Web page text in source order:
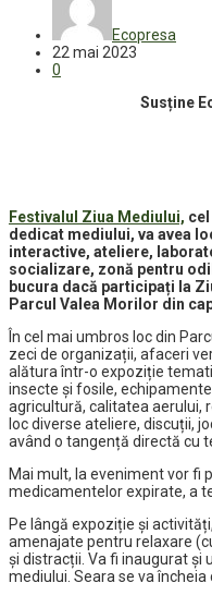
Ecopresa
22 mai 2023
0
Susține
Festivalul Ziua Mediului,
dedicat mediului, va avea
interactive, ateliere,
socializare, zonă pentru
bucura dacă participați la
Parcul Valea Morilor din
În cel mai umbros loc din
zeci de organizații, afaceri
alătura într-o expoziție
insecte și fosile,
agricultură, calitatea aerului,
loc diverse ateliere, discuții,
având o tangență directă cu
Mai mult, la eveniment vor fi
medicamentelor expirate, a
Pe lângă expoziție și
amenajate pentru relaxare
și distracții. Va fi inaugurat și
mediului. Seara se va încheia